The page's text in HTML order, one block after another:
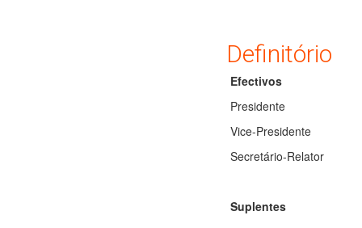
Definitório
Efectivos
Presidente
Vice-Presidente
Secretário-Relator
Suplentes